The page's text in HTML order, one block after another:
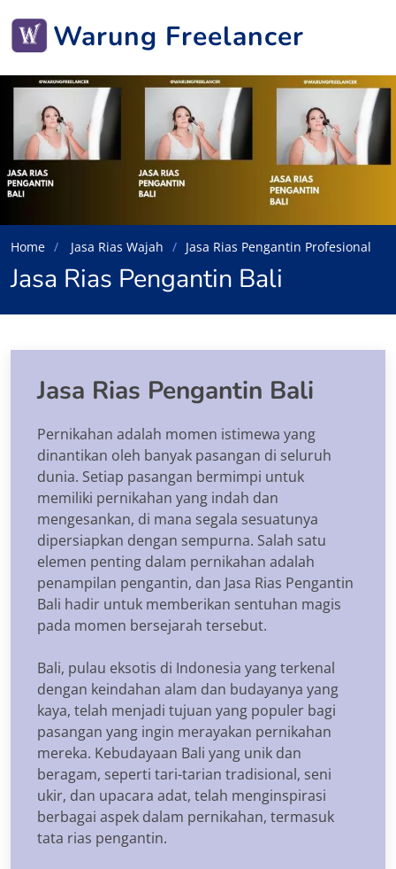
Warung Freelancer
Home Jasa Rias Wajah Jasa Rias Pengantin Profesional
Jasa Rias Pengantin Bali
Jasa Rias Pengantin Bali
Pernikahan adalah momen istimewa yang
dinantikan oleh banyak pasangan di seluruh
dunia. Setiap pasangan bermimpi untuk
memiliki pernikahan yang indah dan
mengesankan, di mana segala sesuatunya
dipersiapkan dengan sempurna. Salah satu
elemen penting dalam pernikahan adalah
penampilan pengantin, dan Jasa Rias Pengantin
Bali hadir untuk memberikan sentuhan magis
pada momen bersejarah tersebut.
Bali, pulau eksotis di Indonesia yang terkenal
dengan keindahan alam dan budayanya yang
kaya, telah menjadi tujuan yang populer bagi
pasangan yang ingin merayakan pernikahan
mereka. Kebudayaan Bali yang unik dan
beragam, seperti tari-tarian tradisional, seni
ukir, dan upacara adat, telah menginspirasi
berbagai aspek dalam pernikahan, termasuk
tata rias pengantin.